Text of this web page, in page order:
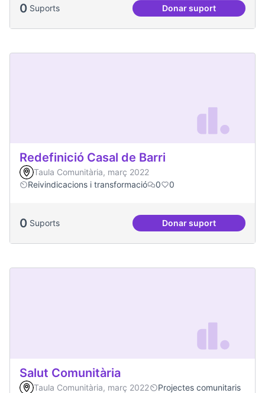
0 Suports Donar suportProjecte Xarxa
Redefinició Casal de Barri
Taula Comunitària, març 2022
Reivindicacions i transformació
0 0
0 Suports Donar suportRedefinició Casal
Salut Comunitària
Taula Comunitària, març 2022
Projectes comunitaris